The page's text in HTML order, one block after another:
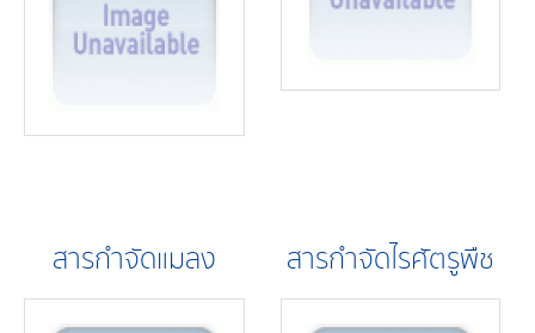
สารกำจัดแมลง สารกำจัดไรศัตรูพืช